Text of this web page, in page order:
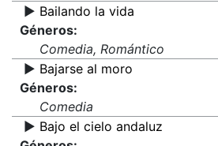
▶️ Bailando la vida
Géneros:
Comedia, Romántico
▶️ Bajarse al moro
Géneros:
Comedia
▶️ Bajo el cielo andaluz